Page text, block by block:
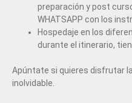
preparación y post
WHATSAPP con los
Hospedaje en los
durante el itinerario,
Apúntate si quieres disfrutar
inolvidable.